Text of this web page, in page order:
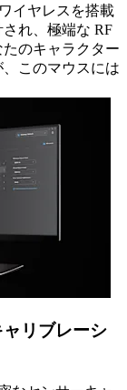
イヤレスを搭載
れ、極端な RF
のキャラクター
このマウスには
リブレーシ